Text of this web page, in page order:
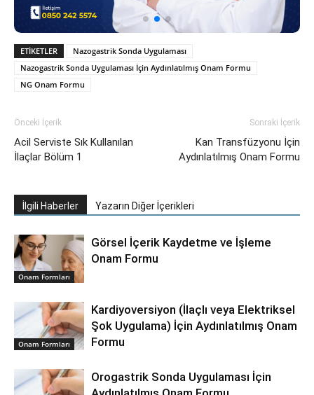
ETIKETLER
Nazogastrik Sonda Uygulaması
Nazogastrik Sonda Uygulaması İçin Aydınlatılmış Onam Formu
NG Onam Formu
Önceki İçerik
Acil Serviste Sık Kullanılan
İlaçlar Bölüm 1
Sonraki İçerik
Kan Transfüzyonu İçin
Aydınlatılmış Onam Formu
İlgili Haberler Yazarın Diğer İçerikleri
Onam Formları
Görsel İçerik Kaydetme ve İşleme
Onam Formu
Onam Formları
Kardiyoversiyon (İlaçlı veya Elektriksel
Şok Uygulama) İçin Aydınlatılmış Onam
Formu
Orogastrik Sonda Uygulaması İçin